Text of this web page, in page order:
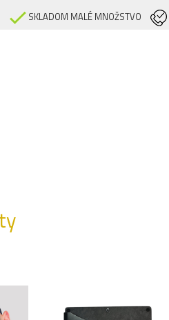
SKLADOM MALÉ MNOŽSTVO